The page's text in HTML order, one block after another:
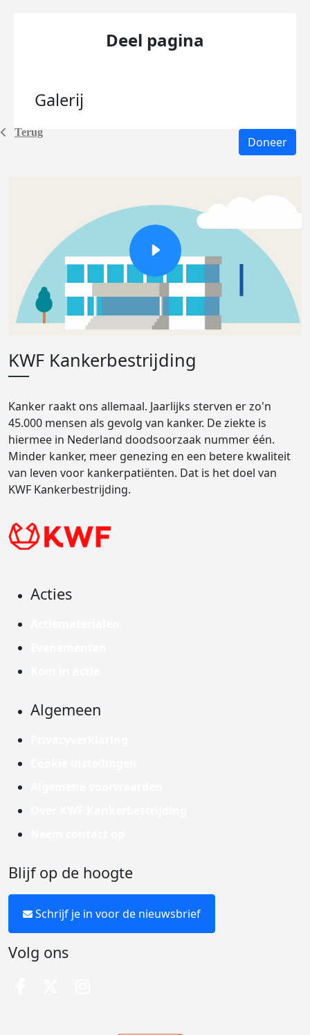
Terug
Deel pagina
Galerij
Doneer
KWF Kankerbestrijding
Kanker raakt ons allemaal. Jaarlijks sterven er zo'n
45.000 mensen als gevolg van kanker. De ziekte is
hiermee in Nederland doodsoorzaak nummer één.
Minder kanker, meer genezing en een betere kwaliteit
van leven voor kankerpatiënten. Dat is het doel van
KWF Kankerbestrijding.
Acties
Algemeen
Blijf op de hoogte
Schrijf je in voor de nieuwsbrief
Volg ons